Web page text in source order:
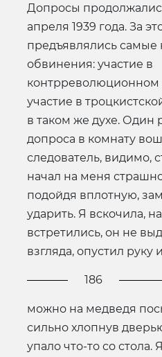
Допросы
апреля 1939 года. За
предъявлялись самые
обвинения: участие в
контрреволюционном
участие в
в таком же духе. Один
допроса в комнату
следователь, видимо,
начал на меня
подойдя вплотную,
ударить. Я вскочила,
встретились, он не
взгляда, опустил руку
186
можно на медведя
сильно хлопнув
упало что-то со стола.